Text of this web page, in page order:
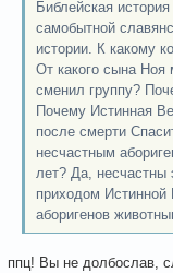
Библейская
самобытной
истории. К какому
От какого сына
сменил группу?
Почему Истинная
после смерти
несчастным
лет? Да, несчастны
приходом Истинной
аборигенов
ппц! Вы не долбослав,